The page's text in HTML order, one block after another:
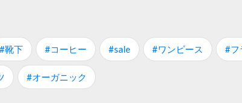
#靴下 #コーヒー #sale #ワンピース #フ
#オーガニック